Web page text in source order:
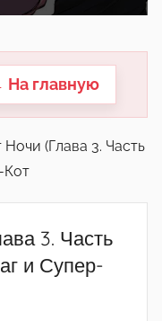
На главную
(Глава 3. Часть
Кот
3. Часть
и Супер-